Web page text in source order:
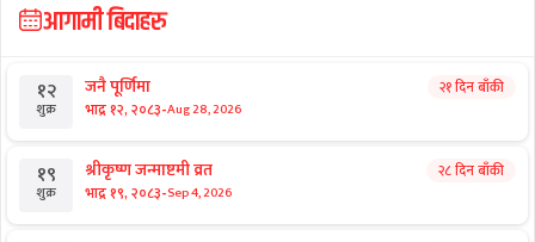
आगामी बिदाहरु
१२
शुक्र
जनै पूर्णिमा
भाद्र १२, २०८३-Aug 28, 2026
२१ दिन बाँकी
१९
शुक्र
श्रीकृष्ण जन्माष्टमी व्रत
भाद्र १९, २०८३-Sep 4, 2026
२८ दिन बाँकी